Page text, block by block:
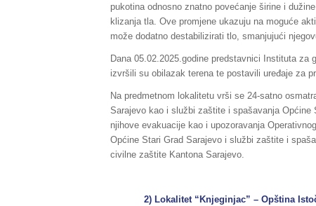
pukotina odnosno znatno povećanje širine i
klizanja tla. Ove promjene ukazuju na moguće
može dodatno destabilizirati tlo, smanjujući
Dana 05.02.2025.godine predstavnici Instituta
izvršili su obilazak terena te postavili uređaje za
Na predmetnom lokalitetu vrši se 24-satno
Sarajevo kao i službi zaštite i spašavanja Općine
njihove evakuacije kao i upozoravanja
Općine Stari Grad Sarajevo i službi zaštite i
civilne zaštite Kantona Sarajevo.
2) Lokalitet “Knjeginjac” – Opština